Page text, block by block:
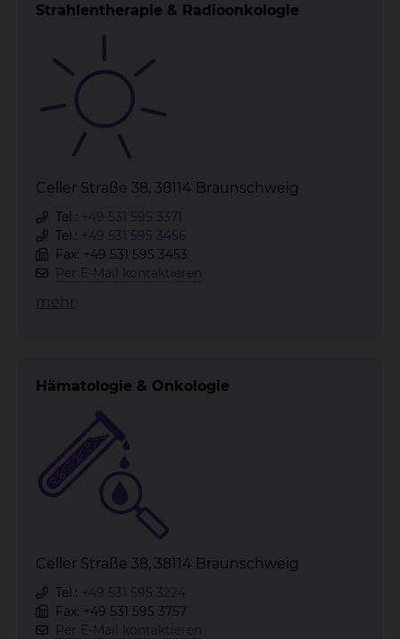
Strahlentherapie & Radioonkologie
Celler Straße 38, 38114 Braunschweig
Tel.: +49 531 595 3371
Tel.: +49 531 595 3456
Fax: +49 531 595 3453
Per E-Mail kontaktieren
mehr
Hämatologie & Onkologie
Celler Straße 38, 38114 Braunschweig
Tel.: +49 531 595 3224
Fax: +49 531 595 3757
Per E-Mail kontaktieren